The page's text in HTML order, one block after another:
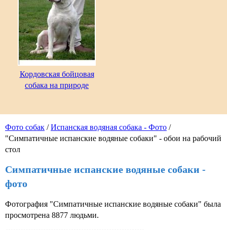
Фото собак /Испанская водяная собака - Фото /
"Симпатичные испанские водяные собаки" - обои на рабочий
стол
Симпатичные испанские водяные собаки -
фото
Фотография "Симпатичные испанские водяные собаки" была
просмотрена 8877 людьми.
Кордовская бойцовая
собака на природе